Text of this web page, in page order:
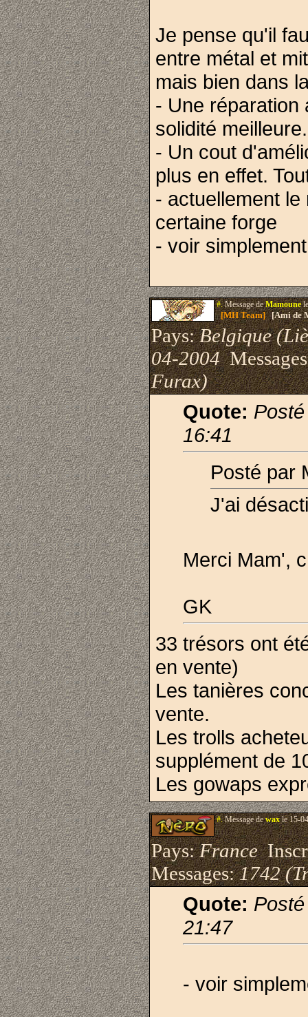
Je pense qu'il
entre métal et
mais bien dans
- Une réparation
solidité meilleure.
- Un cout
plus en effet.
- actuellement
certaine forge
- voir
#.Message deMamoune
[MH Team][Ami de
Pays:Belgique
04-2004
Furax)
Quote:
16:41
Posté par
J'ai
Merci Mam',
GK
33 trésors ont
en vente)
Les tanières
vente.
Les trolls
supplément de
Les gowaps
#.Message dewaxle 15-
Pays:France
Messages:1742
Quote:
21:47
- voir